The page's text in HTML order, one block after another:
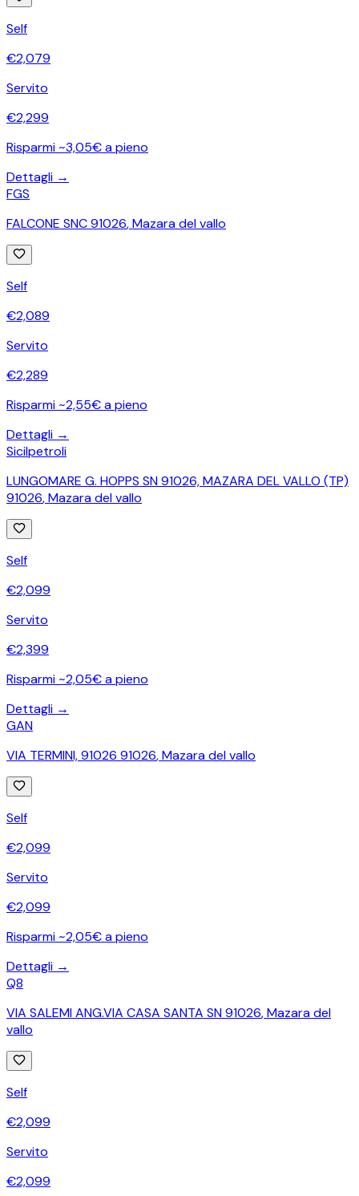
Self
€2,079
Servito
€2,299
Risparmi ~3,05€ a pieno
Dettagli →
FGS
FALCONE SNC 91026,Mazara del vallo
Self
€2,089
Servito
€2,289
Risparmi ~2,55€ a pieno
Dettagli →
Sicilpetroli
LUNGOMARE G. HOPPS SN 91026, MAZARA DEL VALLO (TP)
91026,Mazara del vallo
Self
€2,099
Servito
€2,399
Risparmi ~2,05€ a pieno
Dettagli →
GAN
VIA TERMINI, 91026 91026,Mazara del vallo
Self
€2,099
Servito
€2,099
Risparmi ~2,05€ a pieno
Dettagli →
Q8
VIA SALEMI ANG.VIA CASA SANTA SN 91026,Mazara del
vallo
Self
€2,099
Servito
€2,099